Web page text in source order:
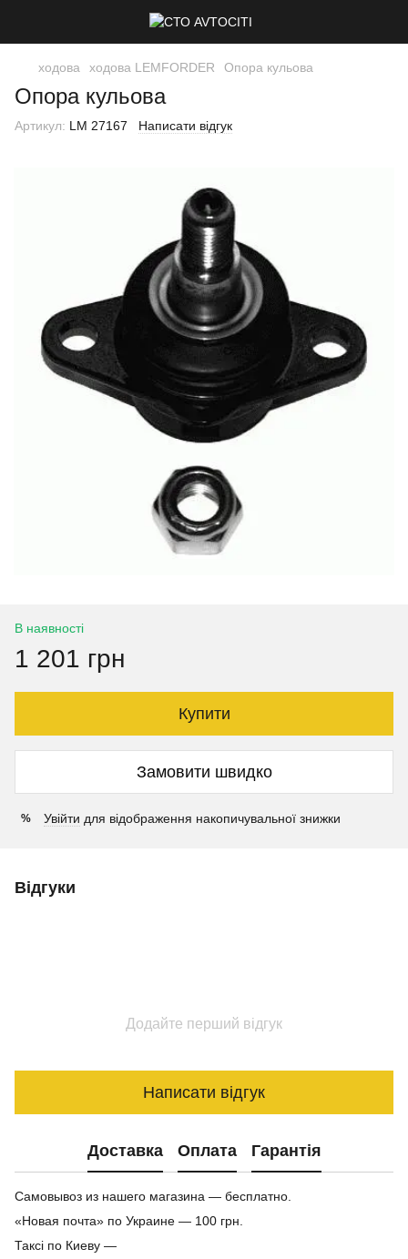
ходова ходова LEMFORDER Опора кульова
Опора кульова
Артикул: LM 27167 Написати відгук
В наявності
1 201 грн
Купити
Замовити швидко
% Увійти для відображення накопичувальної знижки
Відгуки
Додайте перший відгук
Написати відгук
Доставка Оплата Гарантія
Самовывоз из нашего магазина — бесплатно.
«Новая почта» по Украине — 100 грн.
Таксі по Киеву —